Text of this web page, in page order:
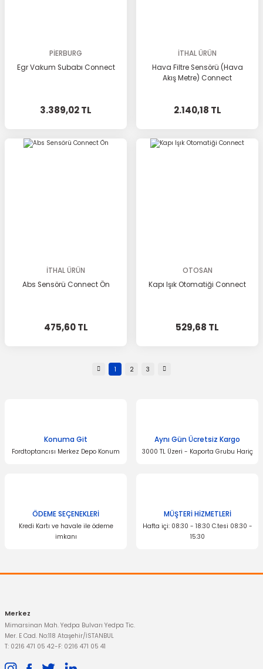
PİERBURG
Egr Vakum Subabı Connect
3.389,02 TL
İTHAL ÜRÜN
Hava Filtre Sensörü (Hava
Akış Metre) Connect
2.140,18 TL
İTHAL ÜRÜN
Abs Sensörü Connect Ön
475,60 TL
OTOSAN
Kapı Işık Otomatiği Connect
529,68 TL
1 2 3
Konuma Git
Fordtoptancısı Merkez Depo Konum
Aynı Gün Ücretsiz Kargo
3000 TL Üzeri - Kaporta Grubu Hariç
ÖDEME SEÇENEKLERİ
Kredi Kartı ve havale ile ödeme
imkanı
MÜŞTERİ HİZMETLERİ
Hafta içi: 08:30 - 18:30 C.tesi 08:30 -
15:30
Merkez
Mimarsinan Mah. Yedpa Bulvarı Yedpa Tic.
Mer. E Cad. No:118 Ataşehir/İSTANBUL
T: 0216 471 05 42-F: 0216 471 05 41